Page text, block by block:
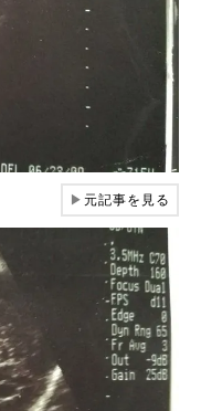
▶元記事を見る